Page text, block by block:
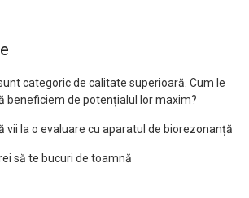
categoric de calitate superioară. Cum le
beneficiem de potențialul lor maxim?
vii la o evaluare cu aparatul de biorezonanță
să te bucuri de toamnă